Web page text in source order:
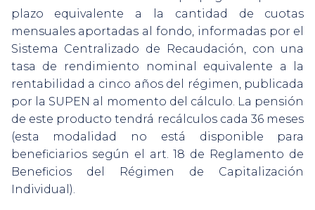
plazo equivalente a la cantidad de cuotas
mensuales aportadas al fondo, informadas por el
Sistema Centralizado de Recaudación, con una
tasa de rendimiento nominal equivalente a la
rentabilidad a cinco años del régimen, publicada
por la SUPEN al momento del cálculo. La pensión
de este producto tendrá recálculos cada 36 meses
(esta modalidad no está disponible para
beneficiarios según el art. 18 de Reglamento de
Beneficios del Régimen de Capitalización
Individual).